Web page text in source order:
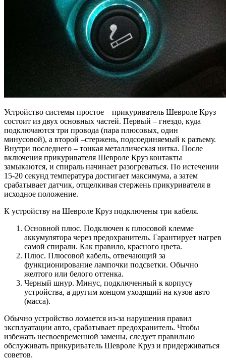
Устройство системы простое – прикуриватель Шевроле Круз
состоит из двух основных частей. Первый – гнездо, куда
подключаются три провода (пара плюсовых, один
минусовой), а второй –стержень, подсоединяемый к разъему.
Внутри последнего – тонкая металлическая нитка. После
включения прикуривателя Шевроле Круз контакты
замыкаются, и спираль начинает разогреваться. По истечении
15-20 секунд температура достигает максимума, а затем
срабатывает датчик, отщелкивая стержень прикуривателя в
исходное положение.
К устройству на Шевроле Круз подключены три кабеля.
Основной плюс. Подключен к плюсовой клемме
аккумулятора через предохранитель. Гарантирует нагрев
самой спирали. Как правило, красного цвета.
Плюс. Плюсовой кабель, отвечающий за
функционирование лампочки подсветки. Обычно
желтого или белого оттенка.
Черный шнур. Минус, подключенный к корпусу
устройства, а другим концом уходящий на кузов авто
(масса).
Обычно устройство ломается из-за нарушения правил
эксплуатации авто, срабатывает предохранитель. Чтобы
избежать несвоевременной замены, следует правильно
обслуживать прикуриватель Шевроле Круз и придерживаться
советов.